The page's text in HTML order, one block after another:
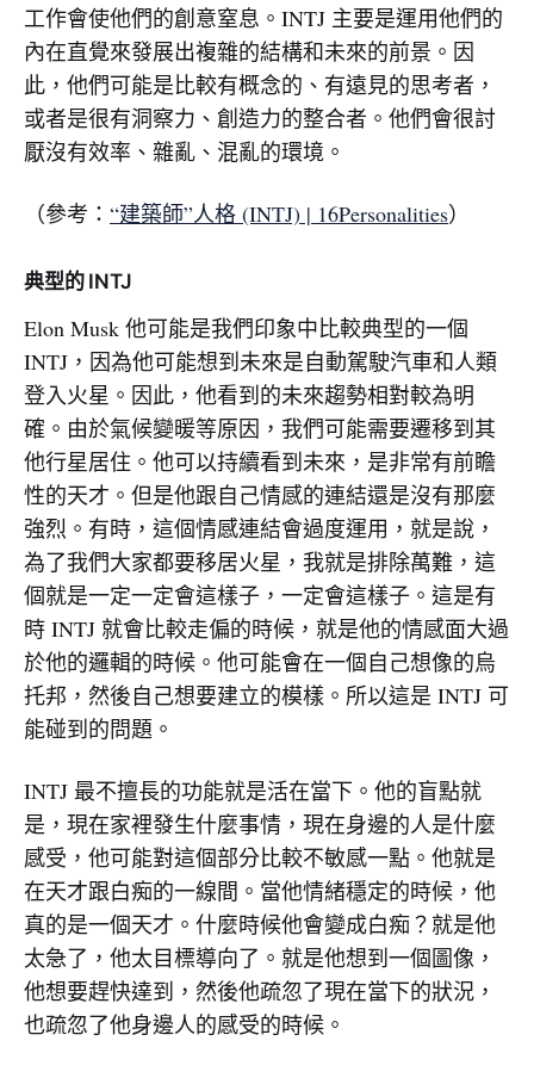
工作會使他們的創意窒息。INTJ 主要是運用他們的
內在直覺來發展出複雜的結構和未來的前景。因
此，他們可能是比較有概念的、有遠見的思考者，
或者是很有洞察力、創造力的整合者。他們會很討
厭沒有效率、雜亂、混亂的環境。
（參考： “建築師”人格 (INTJ) | 16Personalities）
典型的 INTJ
Elon Musk 他可能是我們印象中比較典型的一個
INTJ，因為他可能想到未來是自動駕駛汽車和人類
登入火星。因此，他看到的未來趨勢相對較為明
確。由於氣候變暖等原因，我們可能需要遷移到其
他行星居住。他可以持續看到未來，是非常有前瞻
性的天才。但是他跟自己情感的連結還是沒有那麼
強烈。有時，這個情感連結會過度運用，就是說，
為了我們大家都要移居火星，我就是排除萬難，這
個就是一定一定會這樣子，一定會這樣子。這是有
時 INTJ 就會比較走偏的時候，就是他的情感面大過
於他的邏輯的時候。他可能會在一個自己想像的烏
托邦，然後自己想要建立的模樣。所以這是 INTJ 可
能碰到的問題。
INTJ 最不擅長的功能就是活在當下。他的盲點就
是，現在家裡發生什麼事情，現在身邊的人是什麼
感受，他可能對這個部分比較不敏感一點。他就是
在天才跟白痴的一線間。當他情緒穩定的時候，他
真的是一個天才。什麼時候他會變成白痴？就是他
太急了，他太目標導向了。就是他想到一個圖像，
他想要趕快達到，然後他疏忽了現在當下的狀況，
也疏忽了他身邊人的感受的時候。